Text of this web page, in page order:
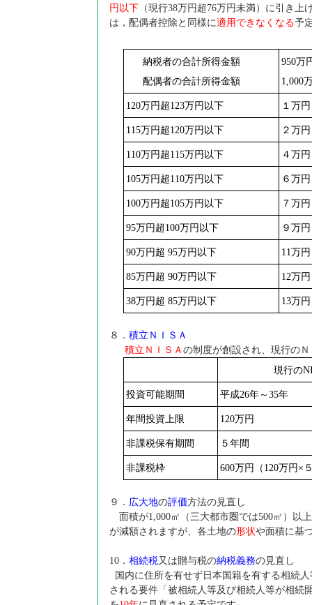
円以下 （現行38万円超76万円未満）に引き
は，配偶者控除と同様に適用できなくなる予
納税者の合計所得金額
配偶者の合計所得金額
950万
1,000
120万円超123万円以下 １万円
115万円超120万円以下 ２万円
110万円超115万円以下 ４万円
105万円超110万円以下 ６万円
100万円超105万円以下 ７万円
95万円超100万円以下 ９万円
90万円超 95万円以下 11万円
85万円超 90万円以下 12万円
38万円超 85万円以下 13万円
８． 積立ＮＩＳＡ
積立ＮＩＳＡ の制度が創設され、現行の
現行の
投資可能期間 平成26年～35年
年間投資上限 120万円
非課税保有期間 ５年間
非課税枠 600万円（120万円×
９． 広大地の評価方法の見直し
面積が1,000㎡（三大都市圏では500㎡）以
が減額されますが、各土地の形状や面積に基
10 ． 相続税又は贈与税の納税義務の見直し
国内に住所を有せず日本国籍を有する相続人
される要件「被相続人等及び相続人等が相続